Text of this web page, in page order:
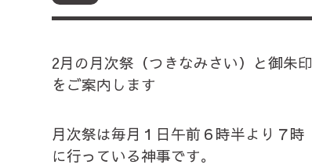
2月の月次祭（つきなみさい）と御朱印
をご案内します
月次祭は毎月１日午前６時半より７時
に行っている神事です。